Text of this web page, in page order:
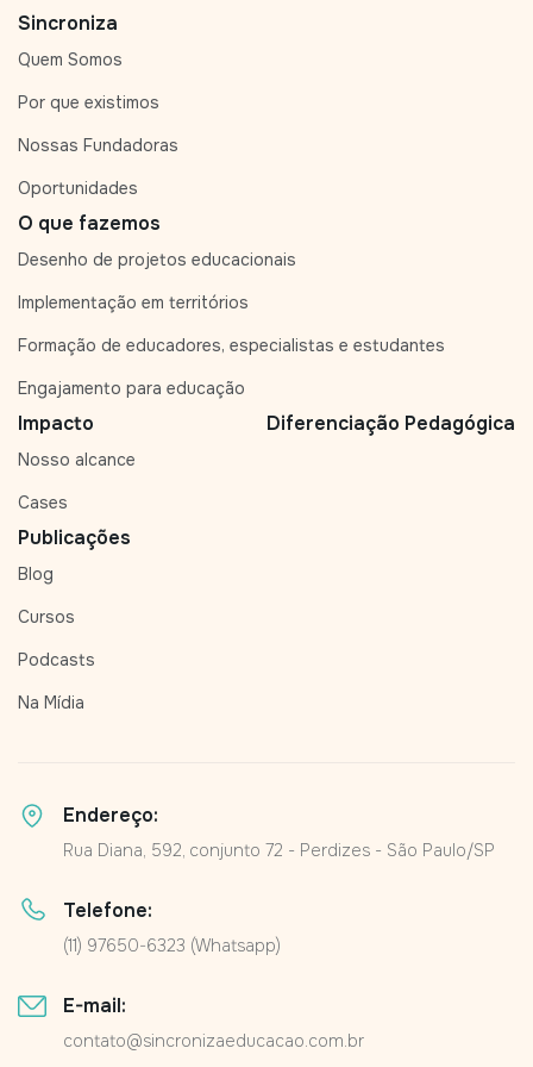
Sincroniza
Quem Somos
Por que existimos
Nossas Fundadoras
Oportunidades
O que fazemos
Desenho de projetos educacionais
Implementação em territórios
Formação de educadores, especialistas e estudantes
Engajamento para educação
Impacto
Nosso alcance
Cases
Diferenciação Pedagógica
Publicações
Blog
Cursos
Podcasts
Na Mídia
Endereço:
Rua Diana, 592, conjunto 72 - Perdizes - São Paulo/SP
Telefone:
(11) 97650-6323 (Whatsapp)
E-mail:
contato@sincronizaeducacao.com.br